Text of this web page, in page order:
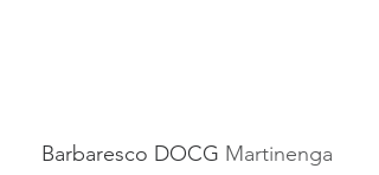
Barbaresco DOCG Martinenga